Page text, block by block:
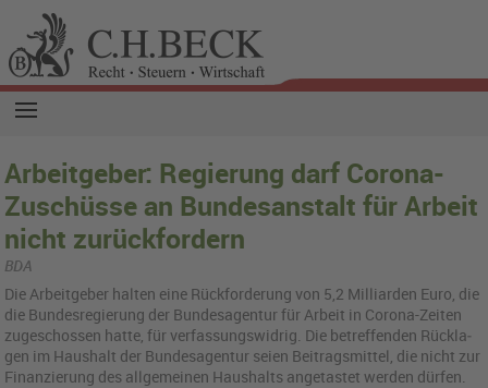
Arbeitgeber: Regierung darf Corona-
Zuschüsse an Bundesanstalt für Arbeit
nicht zurückfordern
BDA
Die Ar­beit­ge­ber hal­ten eine Rück­for­de­rung von 5,2 Mil­li­ar­den Euro, die
die Bun­des­re­gie­rung der Bun­des­agen­tur für Ar­beit in Co­ro­na-Zei­ten
zu­ge­schos­sen hatte, für ver­fas­sungs­wid­rig. Die be­tref­fen­den Rück­la­
gen im Haus­halt der Bun­des­agen­tur seien Bei­trags­mit­tel, die nicht zur
Fi­nan­zie­rung des all­ge­mei­nen Haus­halts an­ge­tas­tet wer­den dür­fen.